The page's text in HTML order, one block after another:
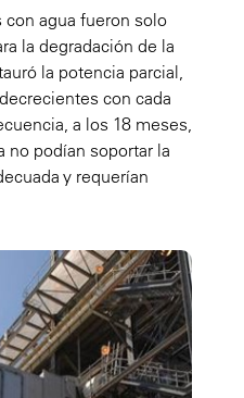
con agua fueron solo
la degradación de la
la potencia parcial,
con cada
a los 18 meses,
no podían soportar la
y requerían